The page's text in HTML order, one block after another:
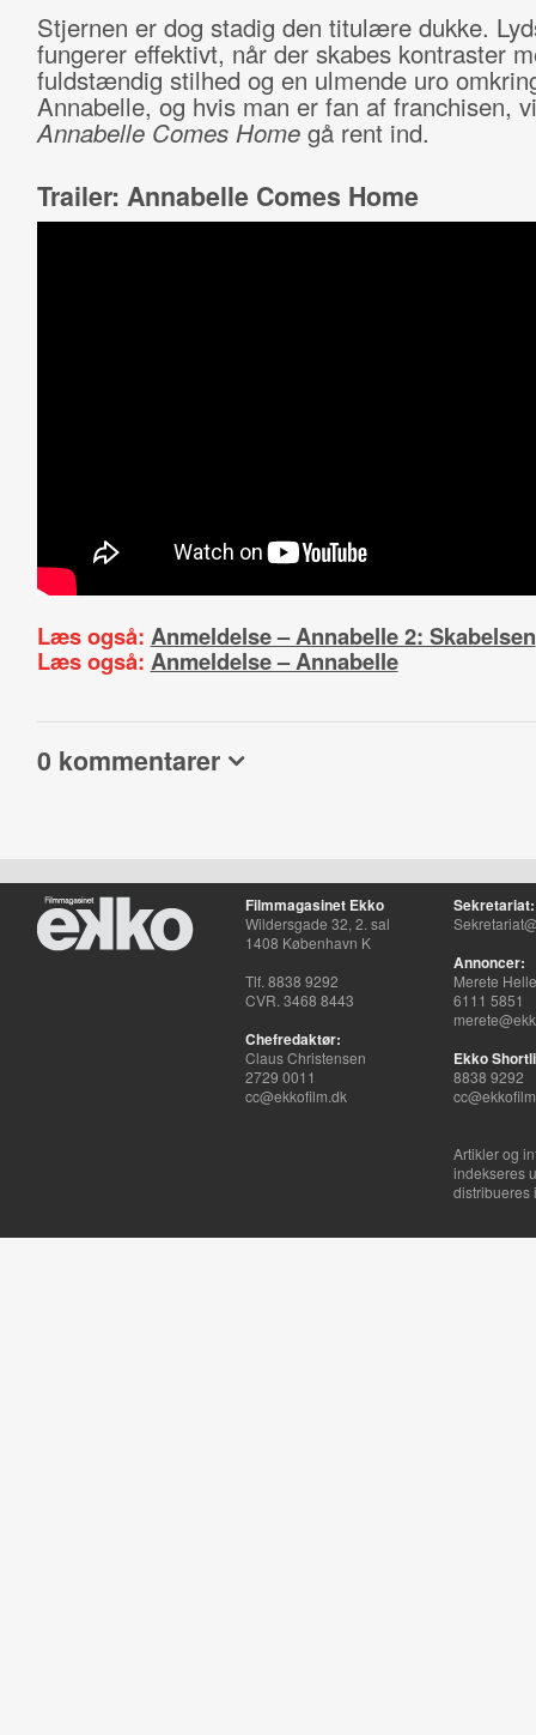
Stjernen er dog stadig den titulære dukke.
fungerer effektivt, når der skabes kontraster
fuldstændig stilhed og en ulmende uro
Annabelle, og hvis man er fan af franchisen,
Annabelle Comes Homegå rent ind.
Trailer: Annabelle Comes Home
Læs også: Anmeldelse – Annabelle 2: Skabelsen
Læs også: Anmeldelse – Annabelle
0 kommentarer
Filmmagasinet Ekko
Wildersgade 32, 2. sal
1408 København K
Tlf. 8838 9292
CVR. 3468 8443
Chefredaktør:
Claus Christensen
2729 0011
cc@ekkofilm.dk
Sekretariat:
Annoncer:
Merete
6111 5851
Ekko
8838 9292
Artikler og
indekseres
distribueres